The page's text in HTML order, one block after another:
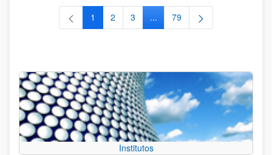
Página
1 Página
2 Página
3 ...Páginas intermedias Use TAB
Página
79
Institutos